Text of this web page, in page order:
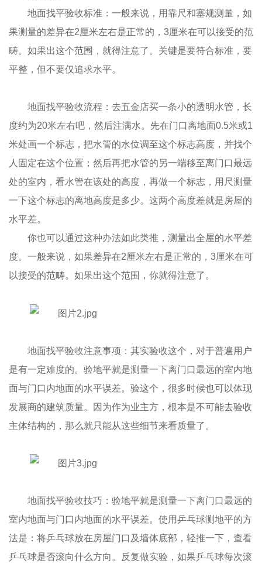
地面找平验收标准：一般来说，用靠尺和塞规测量，如
果测量的差异在2厘米左右是正常的，3厘米在可以接受的范
畴。如果出这个范围，就得注意了。关键是要符合标准，要
平整，但不要仅追求水平。
地面找平验收流程：去五金店买一条小的透明水管，长
度约为20米左右吧，然后注满水。先在门口离地面0.5米或1
米处画一个标志，把水管的水位调至这个标志高度，并找个
人固定在这个位置；然后再把水管的另一端移至离门口最远
处的室内，看水管在该处的高度，再做一个标志，用尺测量
一下这个标志的离地高度是多少。这两个高度差就是房屋的
水平差。
你也可以通过这种办法如此类推，测量出全屋的水平差
度。一般来说，如果差异在2厘米左右是正常的，3厘米在可
以接受的范畴。如果出这个范围，你就得注意了。
地面找平验收注意事项：其实验收这个，对于普遍用户
是有一定难度的。验地平就是测量一下离门口最远的室内地
面与门口内地面的水平误差。验这个，很多时候也可以体现
发展商的建筑质量。因为作为业主方，根本是不可能去验收
主体结构的，那么就只能从这些细节来看质量了。
地面找平验收技巧：验地平就是测量一下离门口最远的
室内地面与门口内地面的水平误差。使用乒乓球测地平的方
法是：将乒乓球放在房屋门口及墙体底部，轻推一下，查看
乒乓球是否滚向什么方向。反复做实验，如果乒乓球每次滚